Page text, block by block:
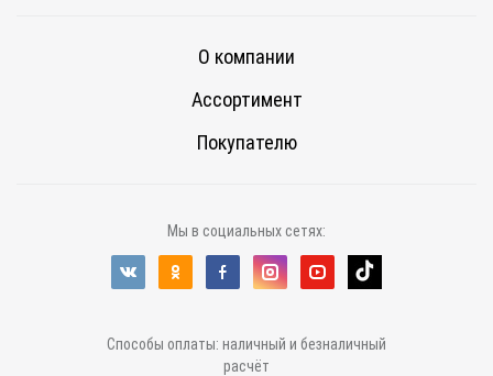
О компании
Ассортимент
Покупателю
Мы в социальных сетях:
Способы оплаты: наличный и безналичный
расчёт